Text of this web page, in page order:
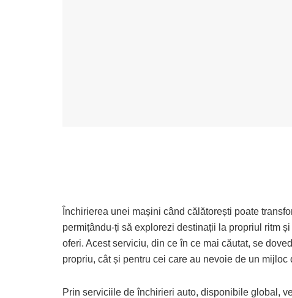
Închirierea unei mașini când călătorești poate
permițându-ți să explorezi destinații la propriul ritm
oferi. Acest serviciu, din ce în ce mai căutat, se
propriu, cât și pentru cei care au nevoie de un mijloc
Prin serviciile de închirieri auto, disponibile global,